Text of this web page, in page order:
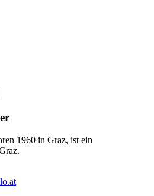
1960 in Graz, ist ein